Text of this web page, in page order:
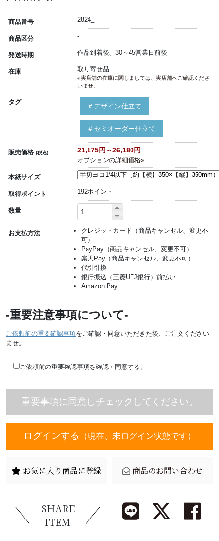
商品番号 2824_
商品区分 -
発送時期 作品到着後、30～45営業日前後
在庫 取り寄せ品
※実店舗の在庫に関しましては、実店舗へご確認くださ
いませ。
タグ
＃デザイン仕立て
＃セミオーダー仕立て
販売価格 (税込) 21,175円～26,180円
オプションの詳細価格»
本紙サイズ
取得ポイント 192ポイント
数量
お支払方法
クレジットカード（商品キャンセル、変更不
可）
PayPay（商品キャンセル、変更不可）
楽天Pay（商品キャンセル、変更不可）
代引引換
銀行振込（三菱UFJ銀行）前払い
Amazon Pay
-重要注意事項について-
ご依頼前の重要確認事項をご確認・同意いただきた後、ご注文ください
ませ。
ご依頼前の重要確認事項を確認・同意する。
ログインする （現在、未ログイン状態です）
お気に入り商品に登録 商品のお問い合わせ
SHARE
ITEM